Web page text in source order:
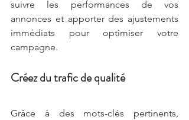
suivre les performances de vos
annonces et apporter des ajustements
immédiats pour optimiser votre
campagne.
Créez du trafic de qualité
Grâce à des mots-clés pertinents,